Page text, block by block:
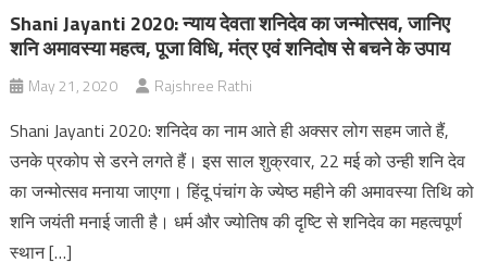
Shani Jayanti 2020: न्याय देवता शनिदेव का जन्मोत्सव, जानिए
शनि अमावस्या महत्व, पूजा विधि, मंत्र एवं शनिदोष से बचने के उपाय
May 21, 2020 Rajshree Rathi
Shani Jayanti 2020: शनिदेव का नाम आते ही अक्सर लोग सहम जाते हैं,
उनके प्रकोप से डरने लगते हैं। इस साल शुक्रवार, 22 मई को उन्ही शनि देव
का जन्मोत्सव मनाया जाएगा। हिंदू पंचांग के ज्येष्ठ महीने की अमावस्या तिथि को
शनि जयंती मनाई जाती है। धर्म और ज्योतिष की दृष्टि से शनिदेव का महत्वपूर्ण
स्थान […]